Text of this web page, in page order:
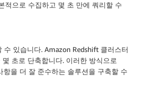
적으로 수집하고 몇 초 만에 쿼리할 수
있습니다. Amazon Redshift 클러스터
초로 단축합니다. 이러한 방식으로
항을 더 잘 준수하는 솔루션을 구축할 수